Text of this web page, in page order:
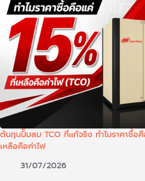
ต้นทุนปั๊มลม TCO ที่แท้จริง ทำไมราคาซื้อ
เหลือคือค่าไฟ
31/07/2026